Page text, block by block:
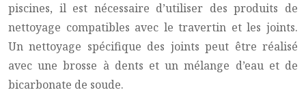
piscines, il est nécessaire d’utiliser des produits de
nettoyage compatibles avec letravertin et les joints.
Un nettoyage spécifique des joints peut être réalisé
avec une brosse à dents et un mélange d’eau et de
bicarbonate de soude.